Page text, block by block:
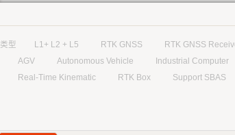
类型 L1+ L2 + L5 RTK GNSS RTK GNSS
AGV
Autonomous Vehicle Industrial Computer
Real-Time Kinematic
RTK Box Support SBAS